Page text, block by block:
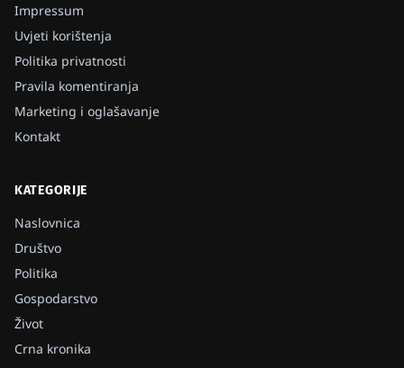
Impressum
Uvjeti korištenja
Politika privatnosti
Pravila komentiranja
Marketing i oglašavanje
Kontakt
KATEGORIJE
Naslovnica
Društvo
Politika
Gospodarstvo
Život
Crna kronika